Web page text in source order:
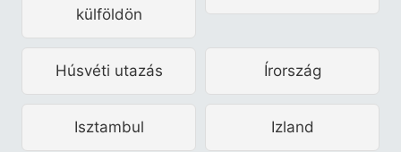
külföldön
Húsvéti utazás Írország
Isztambul Izland